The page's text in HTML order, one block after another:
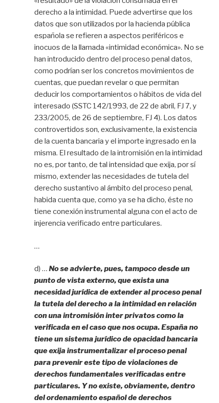
derecho a la intimidad. Puede advertirse que los
datos que son utilizados por la hacienda pública
española se refieren a aspectos periféricos e
inocuos de la llamada «intimidad económica». No se
han introducido dentro del proceso penal datos,
como podrían ser los concretos movimientos de
cuentas, que puedan revelar o que permitan
deducir los comportamientos o hábitos de vida del
interesado (SSTC 142/1993, de 22 de abril, FJ 7, y
233/2005, de 26 de septiembre, FJ 4). Los datos
controvertidos son, exclusivamente, la existencia
de la cuenta bancaria y el importe ingresado en la
misma. El resultado de la intromisión en la intimidad
no es, por tanto, de tal intensidad que exija, por sí
mismo, extender las necesidades de tutela del
derecho sustantivo al ámbito del proceso penal,
habida cuenta que, como ya se ha dicho, éste no
tiene conexión instrumental alguna con el acto de
injerencia verificado entre particulares.
…
d) … No se advierte, pues, tampoco desde un
punto de vista externo, que exista una
necesidad jurídica de extender al proceso penal
la tutela del derecho a la intimidad en relación
con una intromisión inter privatos como la
verificada en el caso que nos ocupa. España no
tiene un sistema jurídico de opacidad bancaria
que exija instrumentalizar el proceso penal
para prevenir este tipo de violaciones de
derechos fundamentales verificadas entre
particulares. Y no existe, obviamente, dentro
del ordenamiento español de derechos